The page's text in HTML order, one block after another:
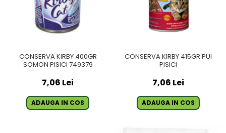
CONSERVA KIRBY 400GR
SOMON PISICI 749379
7,06 Lei
ADAUGA IN COS
CONSERVA KIRBY 415GR PUI
PISICI
7,06 Lei
ADAUGA IN COS